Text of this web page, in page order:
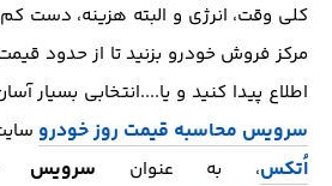
کلی وقت، انرژی و البته هزینه، دست
مرکز فروش خودرو بزنید تا از حدود
اطلاع پیدا کنید و یا....انتخابی
سرویس محاسبه قیمت روز خودرو
اُتکس، به عنوان سرویس